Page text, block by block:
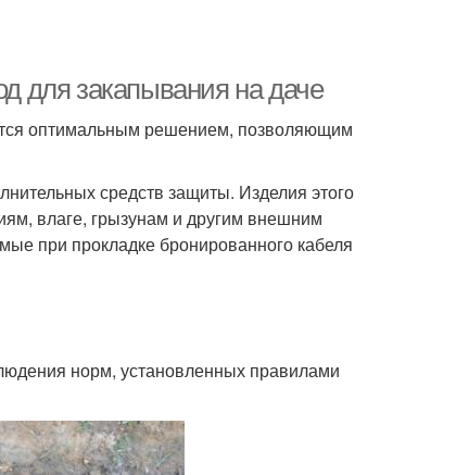
для закапывания на даче
оптимальным решением, позволяющим
средств защиты. Изделия этого
влаге, грызунам и другим внешним
при прокладке бронированного кабеля
норм, установленных правилами